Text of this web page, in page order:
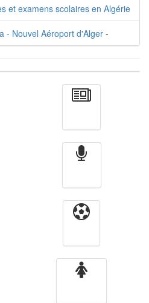
et examens scolaires en Algérie
- Nouvel Aéroport d'Alger -